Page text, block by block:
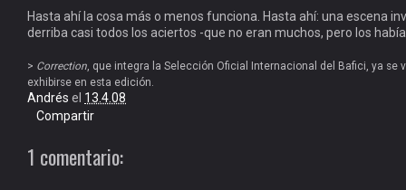
Hasta ahí la cosa más o menos funciona. Hasta ahí: una escena
derriba casi todos los aciertos -que no eran muchos, pero los
> Correction, que integra la Selección Oficial Internacional del Bafici, ya se
exhibirse en esta edición.
Andrés el 13.4.08
Compartir
1 comentario: